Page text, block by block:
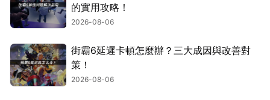
的實用攻略！
2026-08-06
街霸6延遲卡頓怎麼辦？三大成因與改善對
策！
2026-08-06